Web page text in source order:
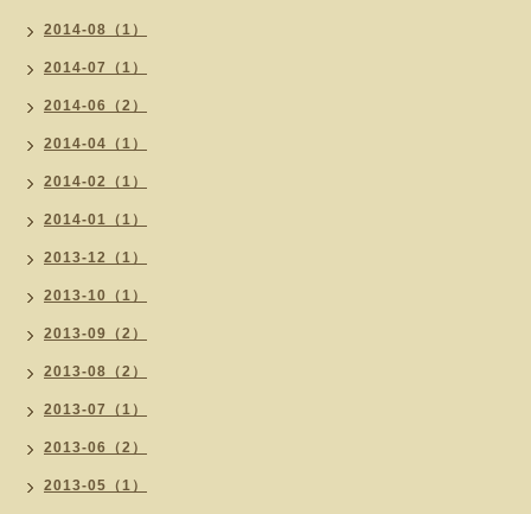
2014-08（1）
2014-07（1）
2014-06（2）
2014-04（1）
2014-02（1）
2014-01（1）
2013-12（1）
2013-10（1）
2013-09（2）
2013-08（2）
2013-07（1）
2013-06（2）
2013-05（1）